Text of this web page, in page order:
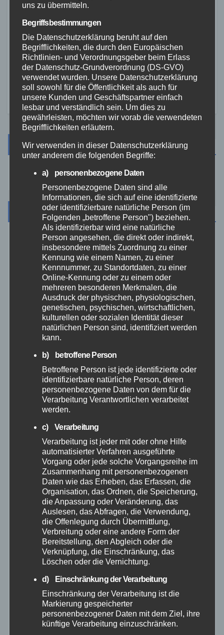
FEUERWEHR NEUWIED
Waldbrand bei Leutesdorf
schnell gelöscht – Feuerwehr
warnt vor erhöhter Brandgefahr
7. AUG. 2026
Suche
Kategorien
Aktuelles
Allgemein
Altenkirchen
Bundespolizei
Hilfsorganisationen
Mayen-Koblenz
Neuwied
Polizei
Rettungsdienst
Rhein-Lahn
Veranstaltungen
Westerwald
uns zu übermitteln.
Begriffsbestimmungen
Die Datenschutzerklärung beruht auf den
Begrifflichkeiten, die durch den Europäischen
Richtlinien- und Verordnungsgeber beim Erlass
der Datenschutz-Grundverordnung (DS-GVO)
verwendet wurden. Unsere Datenschutzerklärung
soll sowohl für die Öffentlichkeit als auch für
unsere Kunden und Geschäftspartner einfach
lesbar und verständlich sein. Um dies zu
gewährleisten, möchten wir vorab die verwendeten
Begrifflichkeiten erläutern.
Wir verwenden in dieser Datenschutzerklärung
unter anderem die folgenden Begriffe:
a) personenbezogene Daten
Personenbezogene Daten sind alle
Informationen, die sich auf eine identifizierte
oder identifizierbare natürliche Person (im
Folgenden „betroffene Person") beziehen.
Als identifizierbar wird eine natürliche
Person angesehen, die direkt oder indirekt,
insbesondere mittels Zuordnung zu einer
Kennung wie einem Namen, zu einer
Kennnummer, zu Standortdaten, zu einer
Online-Kennung oder zu einem oder
mehreren besonderen Merkmalen, die
Ausdruck der physischen, physiologischen,
genetischen, psychischen, wirtschaftlichen,
kulturellen oder sozialen Identität dieser
natürlichen Person sind, identifiziert werden
kann.
b) betroffene Person
Betroffene Person ist jede identifizierte oder
identifizierbare natürliche Person, deren
personenbezogene Daten von dem für die
Verarbeitung Verantwortlichen verarbeitet
werden.
c) Verarbeitung
Verarbeitung ist jeder mit oder ohne Hilfe
automatisierter Verfahren ausgeführte
Vorgang oder jede solche Vorgangsreihe im
Zusammenhang mit personenbezogenen
Daten wie das Erheben, das Erfassen, die
Organisation, das Ordnen, die Speicherung,
die Anpassung oder Veränderung, das
Auslesen, das Abfragen, die Verwendung,
die Offenlegung durch Übermittlung,
Verbreitung oder eine andere Form der
Bereitstellung, den Abgleich oder die
Verknüpfung, die Einschränkung, das
Löschen oder die Vernichtung.
d) Einschränkung der Verarbeitung
Einschränkung der Verarbeitung ist die
Markierung gespeicherter
personenbezogener Daten mit dem Ziel, ihre
künftige Verarbeitung einzuschränken.